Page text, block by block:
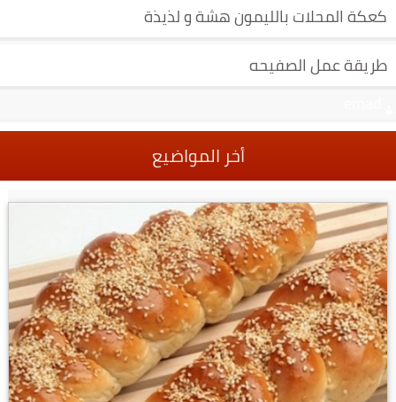
كعكة المحلات بالليمون هشة و لذيذة
طريقة عمل الصفيحه
أخر المواضيع